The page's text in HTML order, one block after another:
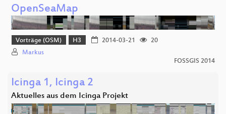
OpenSeaMap
Vorträge (OSM) H3 2014-03-21
20
Markus
FOSSGIS 2014
Icinga 1, Icinga 2
Aktuelles aus dem Icinga Projekt